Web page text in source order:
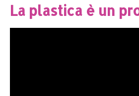
La plastica è un